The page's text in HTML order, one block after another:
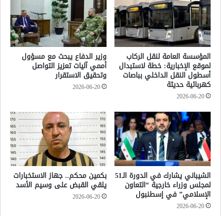
المؤسسة العامة لنقل الركاب
لموقع الإخبارية: خطة لاستبدال
أسطول النقل الداخلي بباصات
كهربائية حديثة
2026-06-20
وزير الدفاع يبحث مع مسؤول
أممي آليات تعزيز التواصل
وتحقيق الاستقرار
2026-06-20
الشيباني يشارك في الدورة الـ51
لمجلس وزراء خارجية “التعاون
الإسلامي” في إسطنبول
2026-06-20
بكمين محكم.. جهاز الاستخبارات
يلقي القبض على وسيم الأسد
2026-06-20